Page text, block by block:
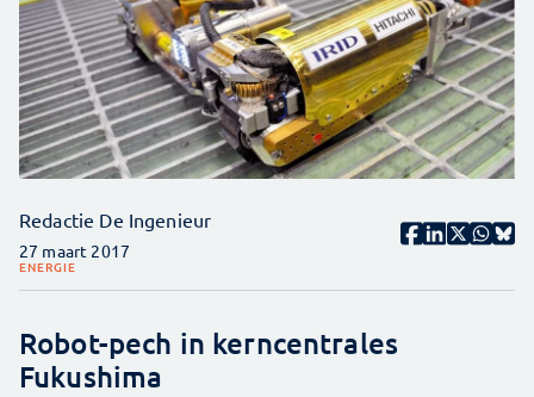
Redactie De Ingenieur
27 maart 2017
ENERGIE
Robot-pech in kerncentrales
Fukushima